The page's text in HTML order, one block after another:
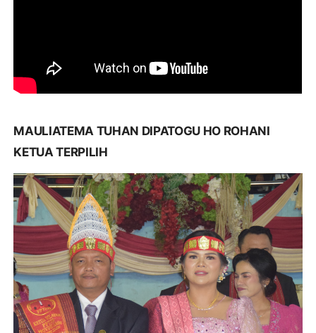
MAULIATEMA TUHAN DIPATOGU HO ROHANI
KETUA TERPILIH